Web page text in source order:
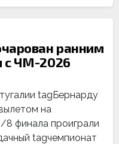
ранним
с ЧМ-2026
tagБернарду
на
финала проиграли
tagчемпионат